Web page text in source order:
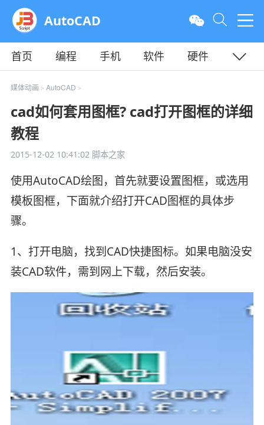
AutoCAD
首页 编程 手机 软件
硬件
教程
平面
媒体动画 > AutoCAD >
cad如何套用图框? cad打开图框的详细
教程
2015-12-02 10:41:02脚本之家
使用AutoCAD绘图，首先就要设置图框，或选用
模板图框，下面就介绍打开CAD图框的具体步
骤。
1、打开电脑，找到CAD快捷图标。如果电脑没安
装CAD软件，需到网上下载，然后安装。